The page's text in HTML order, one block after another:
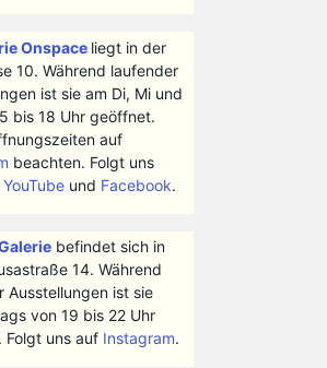
Onspace liegt in der
10. Während laufender
ist sie am Di, Mi und
bis 18 Uhr geöffnet.
auf
beachten. Folgt uns
YouTubeund Facebook.
befindet sich in
14. Während
Ausstellungen ist sie
von 19 bis 22 Uhr
Folgt uns auf Instagram.